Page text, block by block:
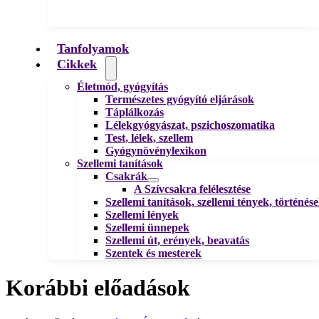
Tanfolyamok
Cikkek
Életmód, gyógyítás
Természetes gyógyító eljárások
Táplálkozás
Lélekgyógyászat, pszichoszomatika
Test, lélek, szellem
Gyógynövénylexikon
Szellemi tanítások
Csakrák
A Szívcsakra felélesztése
Szellemi tanítások, szellemi tények,
Szellemi lények
Szellemi ünnepek
Szellemi út, erények, beavatás
Szentek és mesterek
Korábbi előadások